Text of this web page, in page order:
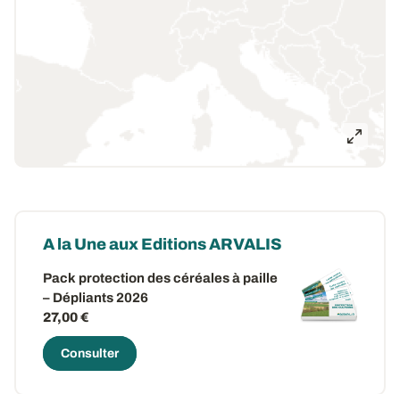
A la Une aux Editions ARVALIS
Pack protection des céréales à paille
– Dépliants 2026
27,00 €
Consulter